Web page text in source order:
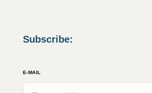
Subscribe:
E-MAIL